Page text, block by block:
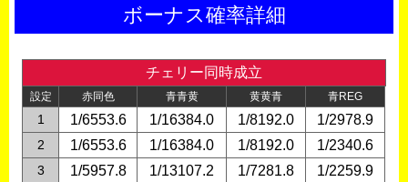
ボーナス確率詳細
チェリー同時成立
設定 赤同色 青青黄 黄黄青 青REG
1 1/6553.6 1/16384.0 1/8192.0 1/2978.9
2 1/6553.6 1/16384.0 1/8192.0 1/2340.6
3 1/5957.8 1/13107.2 1/7281.8 1/2259.9